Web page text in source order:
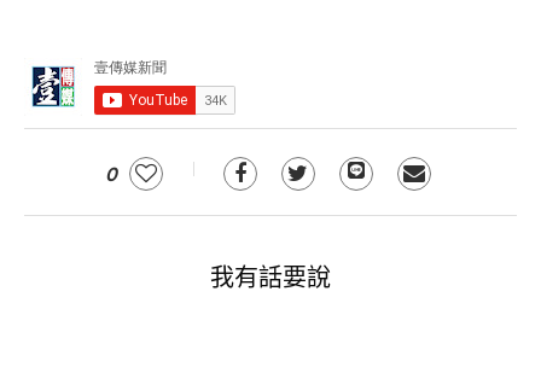
0
我有話要說